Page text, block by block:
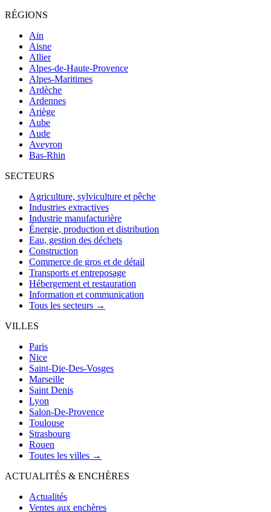
RÉGIONS
Ain
Aisne
Allier
Alpes-de-Haute-Provence
Alpes-Maritimes
Ardèche
Ardennes
Ariège
Aube
Aude
Aveyron
Bas-Rhin
SECTEURS
Agriculture, sylviculture et pêche
Industries extractives
Industrie manufacturière
Énergie, production et distribution
Eau, gestion des déchets
Construction
Commerce de gros et de détail
Transports et entreposage
Hébergement et restauration
Information et communication
Tous les secteurs →
VILLES
Paris
Nice
Saint-Die-Des-Vosges
Marseille
Saint Denis
Lyon
Salon-De-Provence
Toulouse
Strasbourg
Rouen
Toutes les villes →
ACTUALITÉS & ENCHÈRES
Actualités
Ventes aux enchères